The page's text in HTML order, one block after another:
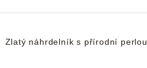
Zlatý náhrdelník s přírodní perlou